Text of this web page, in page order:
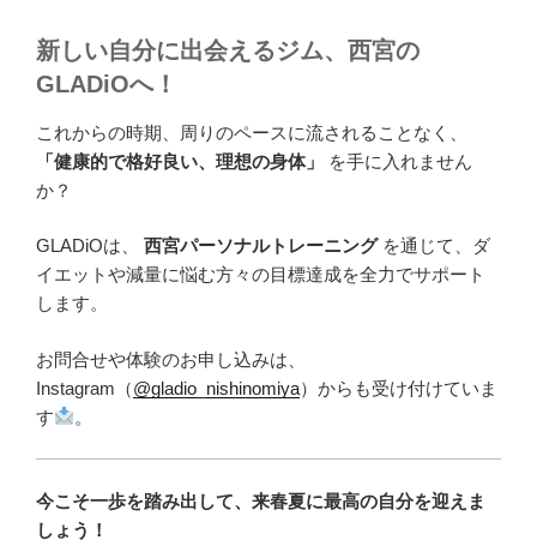
新しい自分に出会えるジム、西宮の
GLADiOへ！
これからの時期、周りのペースに流されることなく、
「健康的で格好良い、理想の身体」
を手に入れません
か？
GLADiOは、 西宮パーソナルトレーニングを通じて、ダ
イエットや減量に悩む方々の目標達成を全力でサポート
します。
お問合せや体験のお申し込みは、
Instagram（@gladio_nishinomiya）からも受け付けていま
す
。
今こそ一歩を踏み出して、来春夏に最高の自分を迎えま
しょう！